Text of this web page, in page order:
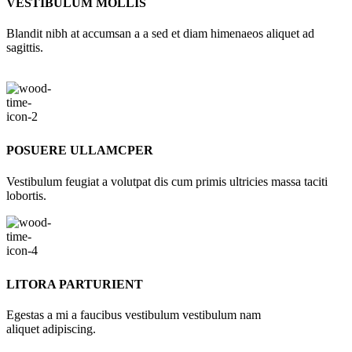
Blandit nibh at accumsan a a sed et diam himenaeos aliquet ad
sagittis.
POSUERE ULLAMCPER
Vestibulum feugiat a volutpat dis cum primis ultricies massa taciti
lobortis.
LITORA PARTURIENT
Egestas a mi a faucibus vestibulum vestibulum nam
aliquet adipiscing.